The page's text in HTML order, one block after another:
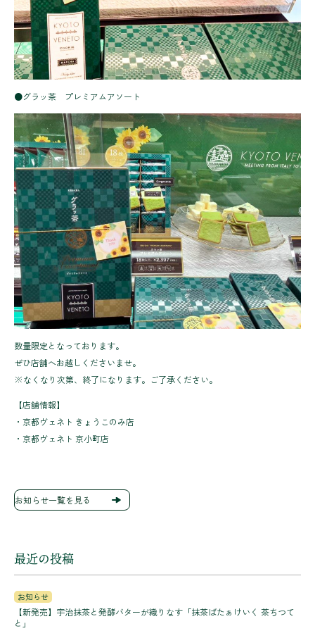
●グラッ茶 プレミアムアソート
数量限定となっております。
ぜひ店舗へお越しくださいませ。
※なくなり次第、終了になります。ご了承ください。
【店舗情報】
・京都ヴェネト きょうこのみ店
・京都ヴェネト 京小町店
お知らせ一覧を見る
最近の投稿
お知らせ
【新発売】宇治抹茶と発酵バターが織りなす「抹茶ばたぁけいく 茶ちつて
と」